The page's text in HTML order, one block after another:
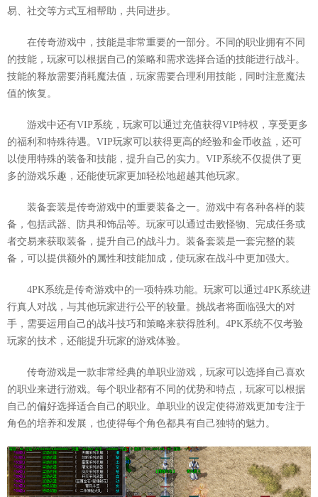
易、社交等方式互相帮助，共同进步。
在传奇游戏中，技能是非常重要的一部分。不同的职业拥有不同
的技能，玩家可以根据自己的策略和需求选择合适的技能进行战斗。
技能的释放需要消耗魔法值，玩家需要合理利用技能，同时注意魔法
值的恢复。
游戏中还有VIP系统，玩家可以通过充值获得VIP特权，享受更多
的福利和特殊待遇。VIP玩家可以获得更高的经验和金币收益，还可
以使用特殊的装备和技能，提升自己的实力。VIP系统不仅提供了更
多的游戏乐趣，还能使玩家更加轻松地超越其他玩家。
装备套装是传奇游戏中的重要装备之一。游戏中有各种各样的装
备，包括武器、防具和饰品等。玩家可以通过击败怪物、完成任务或
者交易来获取装备，提升自己的战斗力。装备套装是一套完整的装
备，可以提供额外的属性和技能加成，使玩家在战斗中更加强大。
4PK系统是传奇游戏中的一项特殊功能。玩家可以通过4PK系统进
行真人对战，与其他玩家进行公平的较量。挑战者将面临强大的对
手，需要运用自己的战斗技巧和策略来获得胜利。4PK系统不仅考验
玩家的技术，还能提升玩家的游戏体验。
传奇游戏是一款非常经典的单职业游戏，玩家可以选择自己喜欢
的职业来进行游戏。每个职业都有不同的优势和特点，玩家可以根据
自己的偏好选择适合自己的职业。单职业的设定使得游戏更加专注于
角色的培养和发展，也使得每个角色都具有自己独特的魅力。